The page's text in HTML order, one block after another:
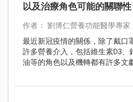
以及治療角色可能的關聯性
作者： 劉博仁營養功能醫學專家
最近新冠疫情的關係，除了戴口
許多營養介入，包括維生素D3、
油等的角色以及機轉都有許多文